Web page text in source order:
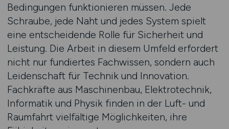
Bedingungen funktionieren müssen. Jede
Schraube, jede Naht und jedes System spielt
eine entscheidende Rolle für Sicherheit und
Leistung. Die Arbeit in diesem Umfeld erfordert
nicht nur fundiertes Fachwissen, sondern auch
Leidenschaft für Technik und Innovation.
Fachkräfte aus Maschinenbau, Elektrotechnik,
Informatik und Physik finden in der Luft- und
Raumfahrt vielfältige Möglichkeiten, ihre